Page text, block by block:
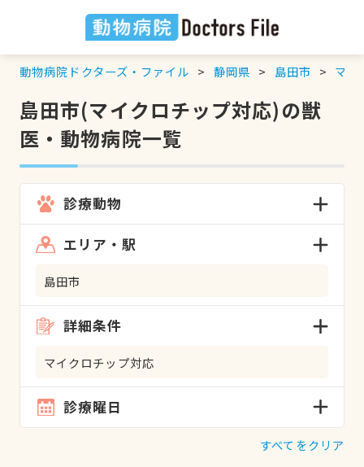
動物病院ドクターズ・ファイル 静岡県 島田市 マイ
島田市(マイクロチップ対応)の獣
医・動物病院一覧
診療動物
エリア・駅
島田市
詳細条件
マイクロチップ対応
診療曜日
すべてをクリア